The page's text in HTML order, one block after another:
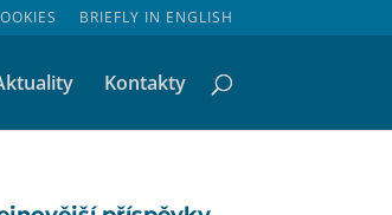
BRIEFLY IN ENGLISH
Kontakty